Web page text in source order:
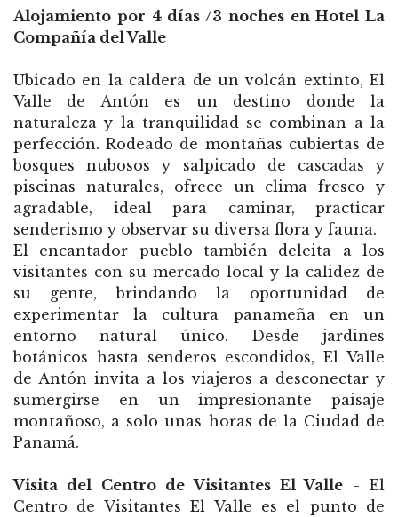
Alojamiento por 4 días /3 noches en Hotel La
Compañía del Valle
Ubicado en la caldera de un volcán extinto, El
Valle de Antón es un destino donde la
naturaleza y la tranquilidad se combinan a la
perfección. Rodeado de montañas cubiertas de
bosques nubosos y salpicado de cascadas y
piscinas naturales, ofrece un clima fresco y
agradable, ideal para caminar, practicar
senderismo y observar su diversa flora y fauna.
El encantador pueblo también deleita a los
visitantes con su mercado local y la calidez de
su gente, brindando la oportunidad de
experimentar la cultura panameña en un
entorno natural único. Desde jardines
botánicos hasta senderos escondidos, El Valle
de Antón invita a los viajeros a desconectar y
sumergirse en un impresionante paisaje
montañoso, a solo unas horas de la Ciudad de
Panamá.
Visita del Centro de Visitantes El Valle - El
Centro de Visitantes El Valle es el punto de